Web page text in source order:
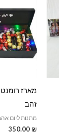
מארז
זהב
מתנות ליום
350.00 ₪